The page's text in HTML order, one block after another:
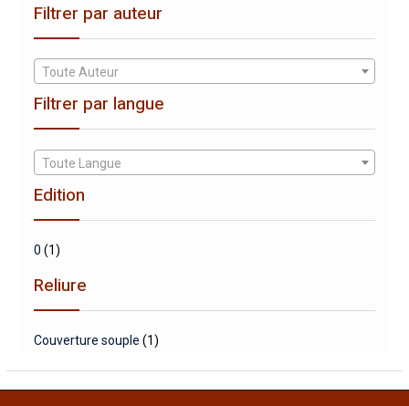
Filtrer par auteur
Toute Auteur
Filtrer par langue
Toute Langue
Edition
0 (1)
Reliure
Couverture souple (1)